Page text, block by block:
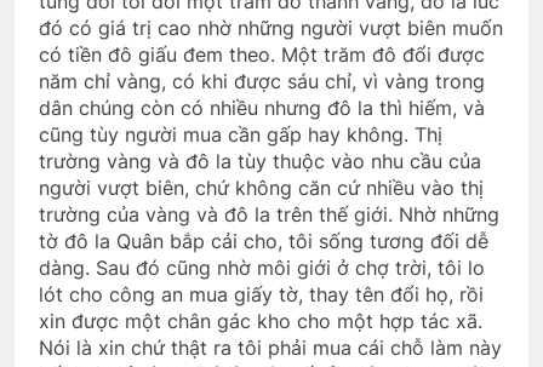
đó có giá trị cao nhờ những người vượt biên muốn
có tiền đô giấu đem theo. Một trăm đô đổi được
năm chỉ vàng, có khi được sáu chỉ, vì vàng trong
dân chúng còn có nhiều nhưng đô la thì hiếm, và
cũng tùy người mua cần gấp hay không. Thị
trường vàng và đô la tùy thuộc vào nhu cầu của
người vượt biên, chứ không căn cứ nhiều vào thị
trường của vàng và đô la trên thế giới. Nhờ những
tờ đô la Quân bắp cải cho, tôi sống tương đối dễ
dàng. Sau đó cũng nhờ môi giới ở chợ trời, tôi lo
lót cho công an mua giấy tờ, thay tên đổi họ, rồi
xin được một chân gác kho cho một hợp tác xã.
Nói là xin chứ thật ra tôi phải mua cái chỗ làm này